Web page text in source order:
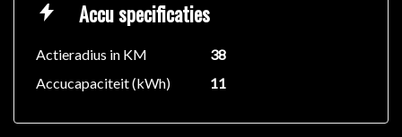
Accu specificaties
Actieradius in KM
38
Accucapaciteit (kWh)
11